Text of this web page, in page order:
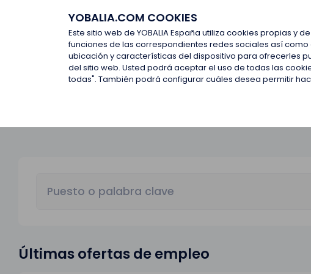
YOBALIA.COM COOKIES
Este sitio web de YOBALIA España utiliza cookies propias
funciones de las correspondientes redes sociales así
ubicación y características del dispositivo para ofrecerles
del sitio web. Usted podrá aceptar el uso de todas las
todas". También podrá configurar cuáles desea permitir
Últimas ofertas
Últimas ofertas
Últimas ofertas de empleo